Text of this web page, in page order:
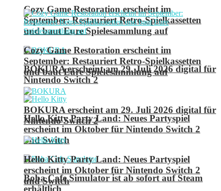
Cozy Game Restoration erscheint im
September: Restauriert Retro-Spielkassetten
und baut Eure Spielesammlung auf
BOKURA erscheint am 29. Juli 2026 digital für
Nintendo Switch 2
Hello Kitty Party Land: Neues Partyspiel
erscheint im Oktober für Nintendo Switch 2
und Switch
Boba Cafe Simulator ist ab sofort auf Steam
erhältlich
Cozy Game Restoration erscheint im
September: Restauriert Retro-Spielkassetten
und baut Eure Spielesammlung auf
BOKURA erscheint am 29. Juli 2026 digital für
Nintendo Switch 2
Hello Kitty Party Land: Neues Partyspiel
erscheint im Oktober für Nintendo Switch 2
und Switch